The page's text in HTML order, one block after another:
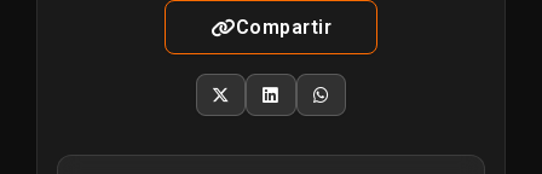
Compartir